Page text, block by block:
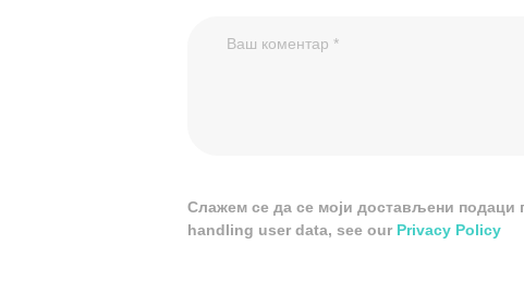
Слажем се да се моји достављени подаци
handling user data, see our Privacy Policy